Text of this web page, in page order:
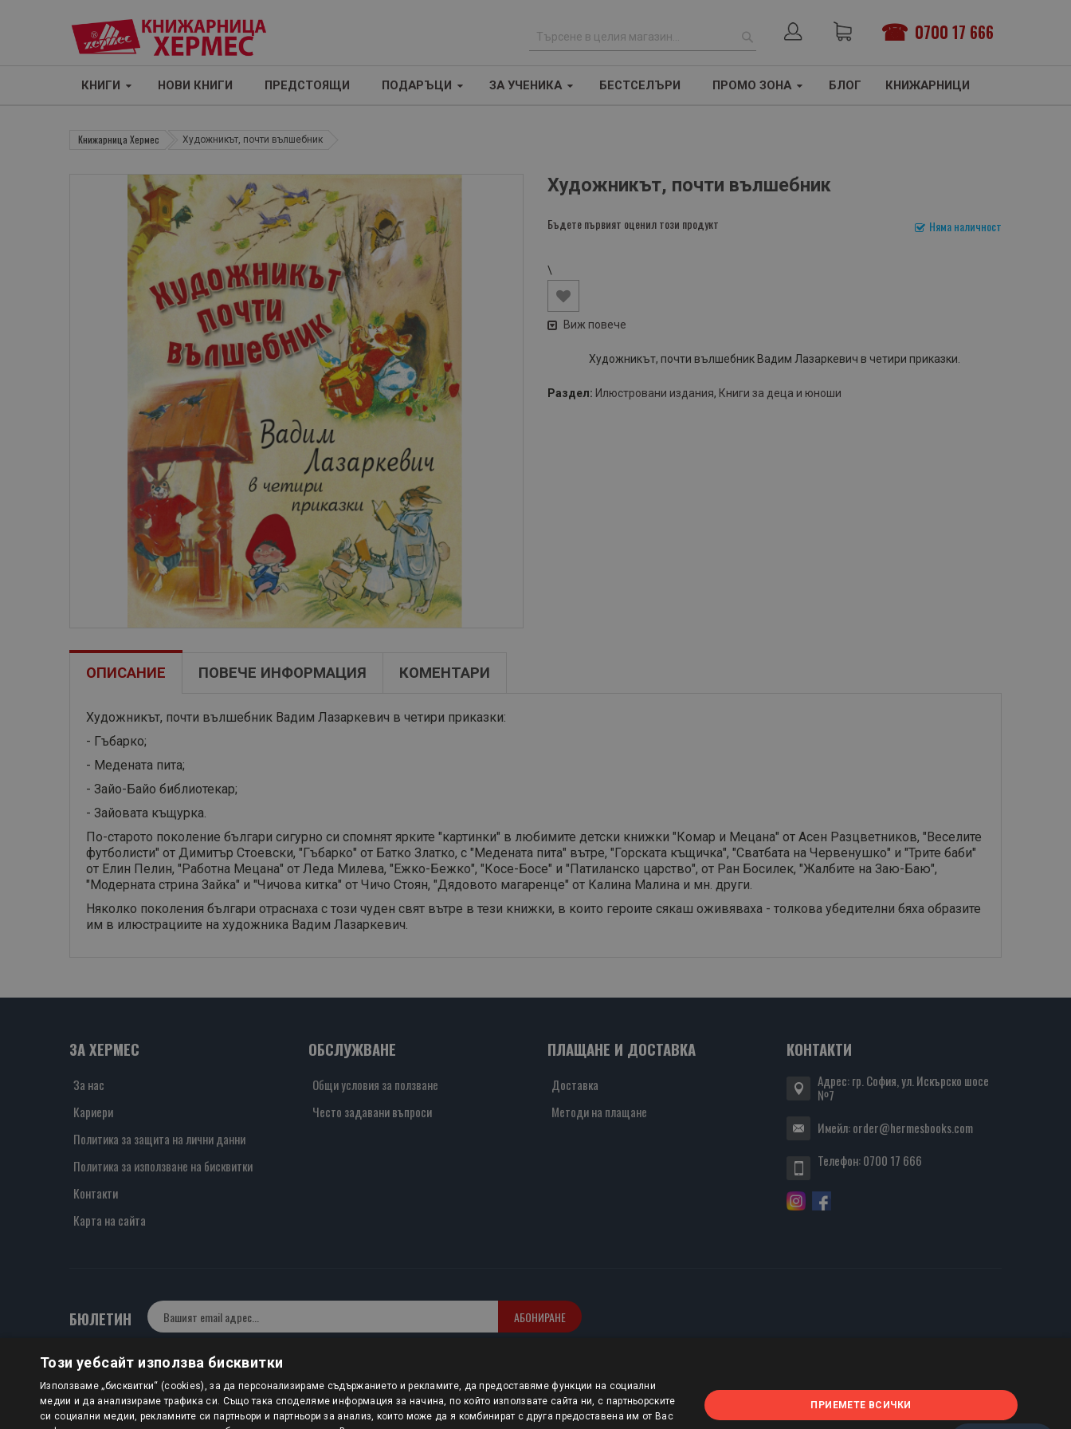
0700 17 666
р
ТЪРСЕНЕ
КНИГИ НОВИ КНИГИ ПРЕДСТОЯЩИ ПОДАРЪЦИ ЗА УЧЕНИКА БЕСТСЕЛЪРИ ПРОМО ЗОНА БЛОГ КНИЖАРНИЦИ
Книжарница Хермес Художникът, почти вълшебник
Художникът, почти вълшебник
Няма наличност
Бъдете първият оценил този продукт
\
Виж повече
Художникът, почти вълшебник Вадим Лазаркевич в четири приказки.
Раздел: Илюстровани издания, Книги за деца и юноши
ОПИСАНИЕ ПОВЕЧЕ ИНФОРМАЦИЯ КОМЕНТАРИ
Художникът, почти вълшебник Вадим Лазаркевич в четири приказки:
- Гъбарко;
- Медената пита;
- Зайо-Байо библиотекар;
- Зайовата къщурка.
По-старото поколение българи сигурно си спомнят ярките "картинки" в любимите детски книжки "Комар и Мецана" от Асен Разцветников, "Веселите
футболисти" от Димитър Стоевски, "Гъбарко" от Батко Златко, с "Медената пита" вътре, "Горската къщичка", "Сватбата на Червенушко" и "Трите баби"
от Елин Пелин, "Работна Мецана" от Леда Милева, "Ежко-Бежко", "Косе-Босе" и "Патиланско царство", от Ран Босилек, "Жалбите на Заю-Баю",
"Модерната стрина Зайка" и "Чичова китка" от Чичо Стоян, "Дядовото магаренце" от Калина Малина и мн. други.
Няколко поколения българи отраснаха с този чуден свят вътре в тези книжки, в които героите сякаш оживяваха - толкова убедителни бяха образите
им в илюстрациите на художника Вадим Лазаркевич.
ЗА ХЕРМЕС
За нас
Кариери
Политика за защита на лични данни
Политика за използване на бисквитки
Контакти
Карта на сайта
ОБСЛУЖВАНЕ
Общи условия за ползване
Често задавани въпроси
ПЛАЩАНЕ И ДОСТАВКА
Доставка
Методи на плащане
КОНТАКТИ
Адрес: гр. София, ул. Искърско шосе
№7
Имейл:order@hermesbooks.com
Телефон:0700 17 666
БЮЛЕТИН АБОНИРАНЕ
Авторско право © 2025 HERMESBOOKS.BG
1 EUR = 1.95583 BGN
Този уебсайт използва бисквитки
Използваме „бисквитки“ (cookies), за да персонализираме съдържанието и рекламите, да предоставяме функции на социални
медии и да анализираме трафика си. Също така споделяме информация за начина, по който използвате сайта ни, с партньорските
си социални медии, рекламните си партньори и партньори за анализ, които може да я комбинират с друга предоставена им от Вас
ПРИЕМЕТЕ ВСИЧКИ